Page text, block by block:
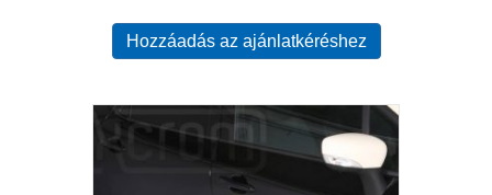
Hozzáadás az ajánlatkéréshez